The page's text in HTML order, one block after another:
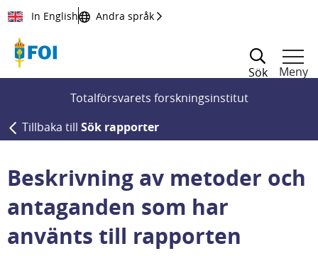
Till innehållet
In English Andra språk
Sök
Meny
Totalförsvarets forskningsinstitut
Tillbaka till Sök rapporter
Beskrivning av metoder och
antaganden som har
använts till rapporten